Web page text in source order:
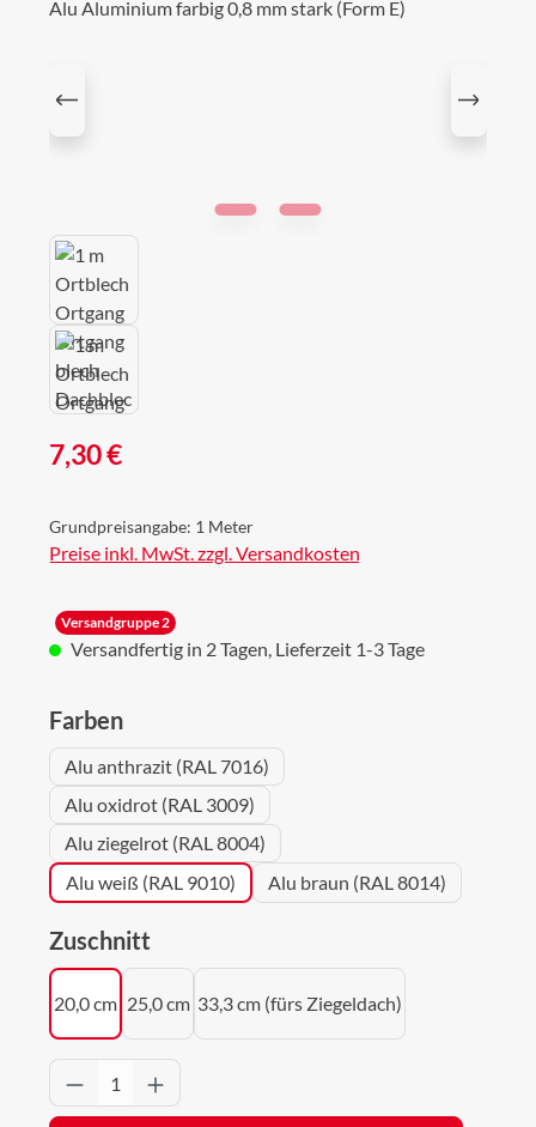
Regulärer Preis:
7,30 €
Grundpreisangabe: 1 Meter
Preise inkl. MwSt. zzgl. Versandkosten
Versandgruppe 2
Versandfertig in 2 Tagen, Lieferzeit 1-3 Tage
Farbenauswählen
Alu anthrazit (RAL 7016)
Alu oxidrot (RAL 3009)
Alu ziegelrot (RAL 8004)
Alu weiß (RAL 9010)
Alu braun (RAL 8014)
Zuschnitt
20,0 cm 25,0 cm 33,3 cm (fürs Ziegeldach)
Produkt Anzahl: Gib den gewünschten